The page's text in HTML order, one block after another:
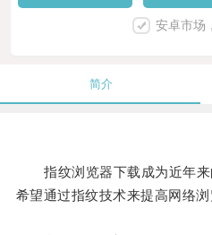
安卓市场
简介
指纹浏览器下载成为近年来
希望通过指纹技术来提高网络浏